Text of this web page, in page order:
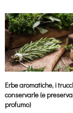
Erbe aromatiche, i
conservarle (e
profumo)